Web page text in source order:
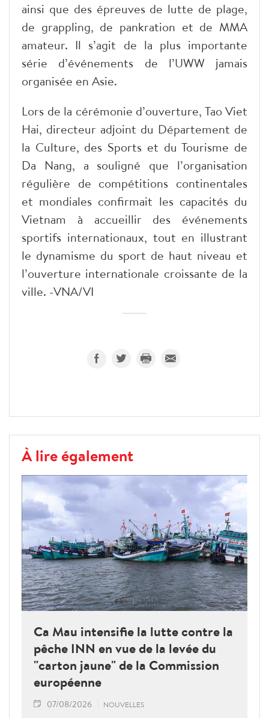
ainsi que des épreuves de lutte de plage,
de grappling, de pankration et de MMA
amateur. Il s’agit de la plus importante
série d’événements de l’UWW jamais
organisée en Asie.
​Lors de la cérémonie d’ouverture, Tao Viet
Hai, directeur adjoint du Département de
la Culture, des Sports et du Tourisme de
Da Nang, a souligné que l’organisation
régulière de compétitions continentales
et mondiales confirmait les capacités du
Vietnam à accueillir des événements
sportifs internationaux, tout en illustrant
le dynamisme du sport de haut niveau et
l’ouverture internationale croissante de la
ville. -VNA/VI
À lire également
Ca Mau intensifie la lutte contre la
pêche INN en vue de la levée du
"carton jaune" de la Commission
européenne
07/08/2026 NOUVELLES